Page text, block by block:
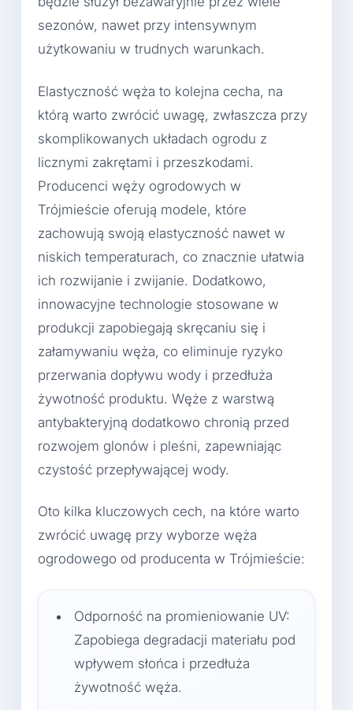
sezonów, nawet przy intensywnym
użytkowaniu w trudnych warunkach.
Elastyczność węża to kolejna cecha, na
którą warto zwrócić uwagę, zwłaszcza przy
skomplikowanych układach ogrodu z
licznymi zakrętami i przeszkodami.
Producenci węży ogrodowych w
Trójmieście oferują modele, które
zachowują swoją elastyczność nawet w
niskich temperaturach, co znacznie ułatwia
ich rozwijanie i zwijanie. Dodatkowo,
innowacyjne technologie stosowane w
produkcji zapobiegają skręcaniu się i
załamywaniu węża, co eliminuje ryzyko
przerwania dopływu wody i przedłuża
żywotność produktu. Węże z warstwą
antybakteryjną dodatkowo chronią przed
rozwojem glonów i pleśni, zapewniając
czystość przepływającej wody.
Oto kilka kluczowych cech, na które warto
zwrócić uwagę przy wyborze węża
ogrodowego od producenta w Trójmieście:
Odporność na promieniowanie UV:
Zapobiega degradacji materiału pod
wpływem słońca i przedłuża
żywotność węża.